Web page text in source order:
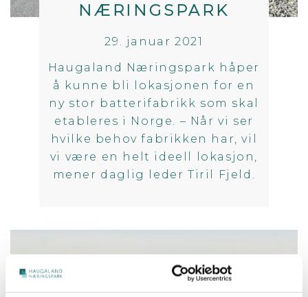
NÆRINGSPARK
29. januar 2021
Haugaland Næringspark håper
å kunne bli lokasjonen for en
ny stor batterifabrikk som skal
etableres i Norge. – Når vi ser
hvilke behov fabrikken har, vil
vi være en helt ideell lokasjon,
mener daglig leder Tiril Fjeld.